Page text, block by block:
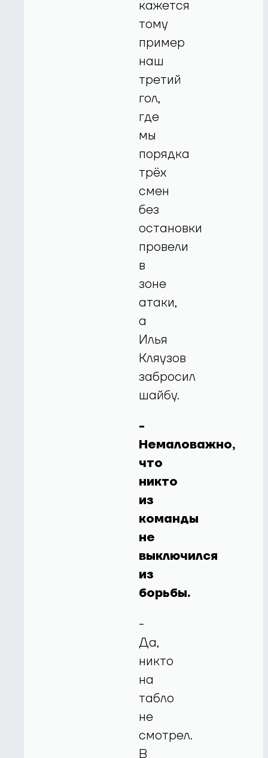
кажется
тому
пример
наш
третий
гол,
где
мы
порядка
трёх
смен
без
остановки
провели
в
зоне
атаки,
а
Илья
Кляузов
забросил
шайбу.
-
Немаловажно,
что
никто
из
команды
не
выключился
из
борьбы.
-
Да,
никто
на
табло
не
смотрел.
В